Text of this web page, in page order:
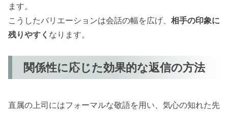
ます。
こうしたバリエーションは会話の幅を広げ、 相手の印象に
残りやすく なります。
関係性に応じた効果的な返信の方法
直属の上司にはフォーマルな敬語を用い、気心の知れた先